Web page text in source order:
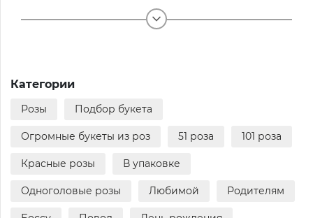
Категории
Розы Подбор букета
Огромные букеты из роз 51 роза 101 роза
Красные розы В упаковке
Одноголовые розы Любимой Родителям